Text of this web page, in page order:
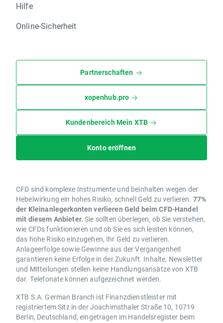
Hilfe
Online-Sicherheit
Partnerschaften
xopenhub.pro
Kundenbereich Mein XTB
Konto eröffnen
CFD sind komplexe Instrumente und beinhalten wegen der
Hebelwirkung ein hohes Risiko, schnell Geld zu verlieren. 77%
der Kleinanlegerkonten verlieren Geld beim CFD-Handel
mit diesem Anbieter. Sie sollten überlegen, ob Sie verstehen,
wie CFDs funktionieren und ob Sie es sich leisten können,
das hohe Risiko einzugehen, Ihr Geld zu verlieren.
Anlageerfolge sowie Gewinne aus der Vergangenheit
garantieren keine Erfolge in der Zukunft. Inhalte, Newsletter
und Mitteilungen stellen keine Handlungsansätze von XTB
dar. Telefonate können aufgezeichnet werden.
XTB S.A. German Branch ist Finanzdienstleister mit
registriertem Sitz in der Joachimsthaler Straße 10, 10719
Berlin, Deutschland, eingetragen im Handelsregister beim